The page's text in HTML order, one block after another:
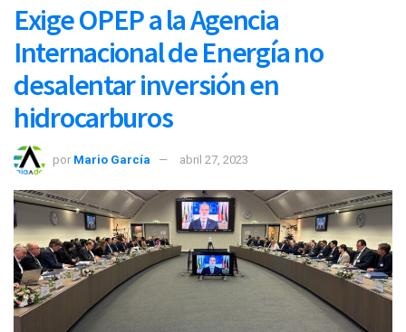
Exige OPEP a la Agencia
Internacional de Energía no
desalentar inversión en
hidrocarburos
por Mario García abril 27, 2023